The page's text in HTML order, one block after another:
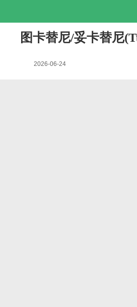
图卡替尼/妥卡替尼
2026-06-24